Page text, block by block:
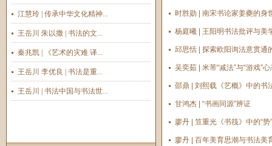
江慧玲 | 传承中华文化精神...
王岳川 朱以撒 | 书法的文...
秦兆凯 | 《艺术的灾难 译...
王岳川 李优良 | 书法是重...
王岳川 | 书法中国与书法世...
时胜勋 | 南宋书论家姜夔的身
杨庭曦 | 王阳明书法批评与美
邱思恬 | 探索欧阳询法意贯通
吴奕茹 | 米芾“减法”与“游戏”
邵鼎 | 刘熙载《艺概》中的书
甘鸿杰 | “书画同源”辨证
廖丹 | 笪重光《书筏》中的“势
廖丹 | 百年美育思潮与书法美